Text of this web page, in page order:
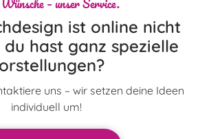
ist online nicht
hast ganz spezielle
uns – wir setzen deine Ideen
individuell um!